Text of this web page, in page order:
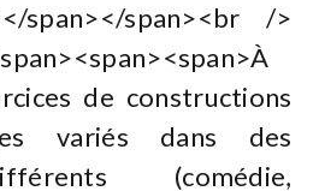
span></span><br />
de constructions
variés dans des
(comédie,